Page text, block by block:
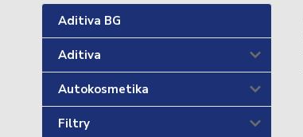
Aditiva BG
Aditiva
Autokosmetika
Filtry